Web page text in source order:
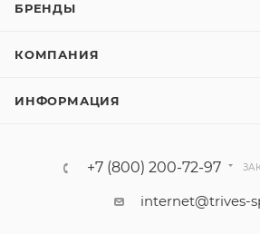
БРЕНДЫ
КОМПАНИЯ
ИНФОРМАЦИЯ
+7 (800) 200-72-97
internet@trives-